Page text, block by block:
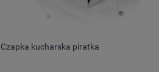
Czapka kucharska piratka